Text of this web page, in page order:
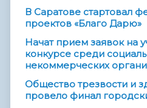
В Саратове стартовал
проектов «Благо Дарю»
Начат прием заявок на
конкурсе среди
некоммерческих
Общество трезвости и
провело финал